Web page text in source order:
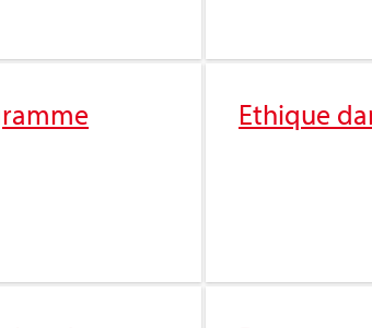
Ethique